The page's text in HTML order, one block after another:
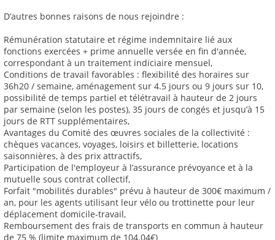
D’autres bonnes raisons de nous rejoindre :
Rémunération statutaire et régime indemnitaire lié aux
fonctions exercées + prime annuelle versée en fin d'année,
correspondant à un traitement indiciaire mensuel,
Conditions de travail favorables : flexibilité des horaires sur
36h20 / semaine, aménagement sur 4.5 jours ou 9 jours sur 10,
possibilité de temps partiel et télétravail à hauteur de 2 jours
par semaine (selon les postes), 35 jours de congés et jusqu’à 15
jours de RTT supplémentaires,
Avantages du Comité des œuvres sociales de la collectivité :
chèques vacances, voyages, loisirs et billetterie, locations
saisonnières, à des prix attractifs,
Participation de l'employeur à l’assurance prévoyance et à la
mutuelle sous contrat collectif,
Forfait "mobilités durables" prévu à hauteur de 300€ maximum /
an, pour les agents utilisant leur vélo ou trottinette pour leur
déplacement domicile-travail,
Remboursement des frais de transports en commun à hauteur
de 75 % (limite maximum de 104.04€)